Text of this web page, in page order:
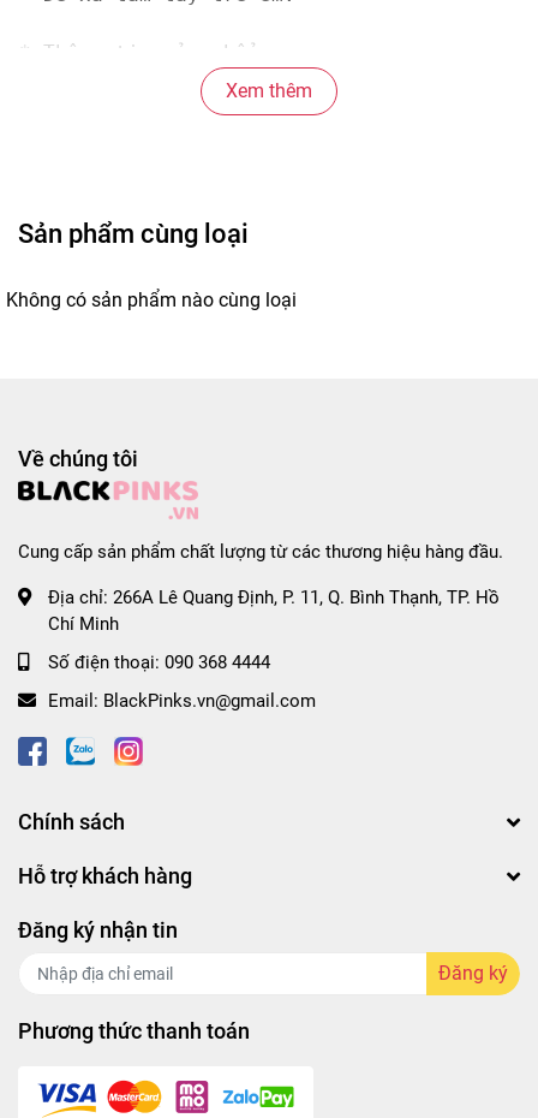
* Thông tin sản phẩm:
- Trọng lượng: 131g/gói - 131g x 5 gói.
- Thương hiệu: Nongshim.
- Hạn sử dụng: 12 tháng kể từ ngày sản
#micay #micayhanquoc #goimicay
Xem thêm
Sản phẩm cùng loại
Không có sản phẩm nào cùng loại
Về chúng tôi
Cung cấp sản phẩm chất lượng từ các thương hiệu hàng đầu.
Địa chỉ: 266A Lê Quang Định, P. 11, Q. Bình Thạnh, TP. Hồ
Chí Minh
Số điện thoại: 090 368 4444
Email: BlackPinks.vn@gmail.com
Chính sách
Hỗ trợ khách hàng
Đăng ký nhận tin
Đăng ký
Phương thức thanh toán